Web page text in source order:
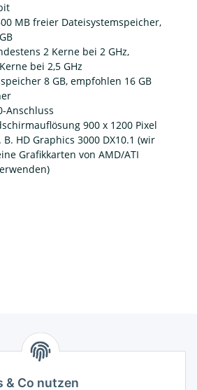
MB freier Dateisystemspeicher,
2 Kerne bei 2 GHz,
bei 2,5 GHz
8 GB, empfohlen 16 GB
Anschluss
900 x 1200 Pixel
HD Graphics 3000 DX10.1 (wir
Grafikkarten von AMD/ATI
& Co nutzen